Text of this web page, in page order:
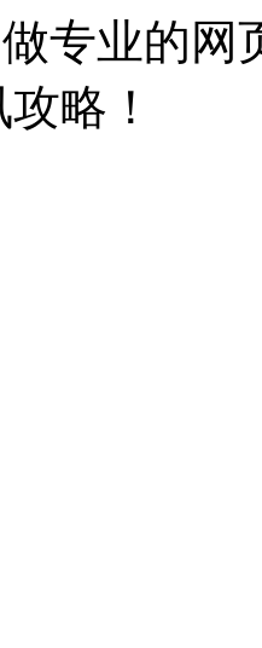
专业的网
略！